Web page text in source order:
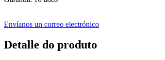
Envíanos un correo electrónico
Detalle do produto